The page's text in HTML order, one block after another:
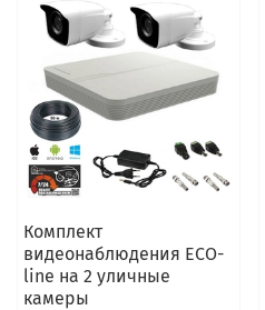
Комплект
видеонаблюдения ECO-
line на 2 уличные
камеры